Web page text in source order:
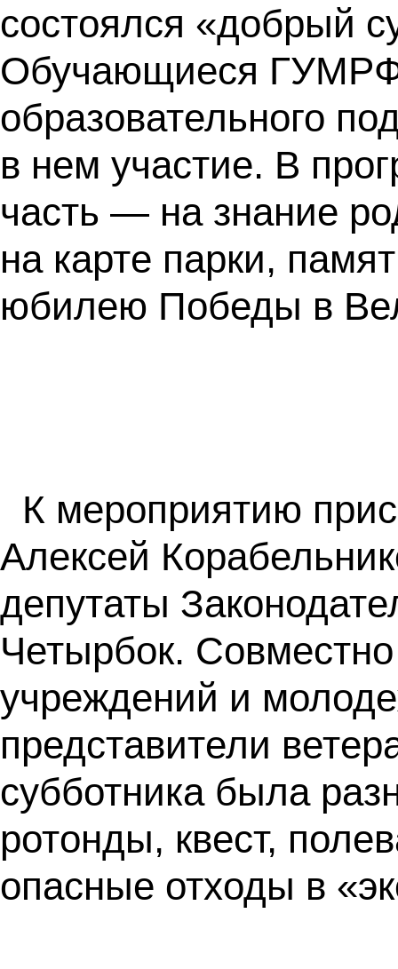
состоялся «добрый
Обучающиеся
образовательного
в нем участие. В
часть — на знание
на карте парки,
юбилею Победы в
К мероприятию
Алексей
депутаты
Четырбок.
учреждений и
представители
субботника была
ротонды, квест,
опасные отходы в